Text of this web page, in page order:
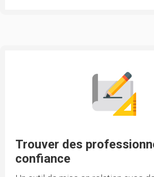
Trouver des
confiance